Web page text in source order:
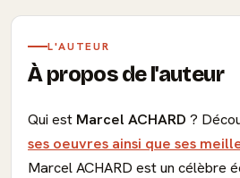
L'AUTEUR
À propos de l'auteur
Qui est Marcel ACHARD ?
ses oeuvres ainsi que ses
Marcel ACHARD est un célèbre